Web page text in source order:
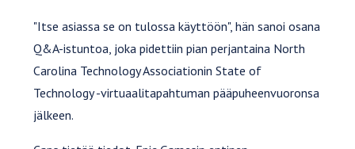
"Itse asiassa se on tulossa käyttöön", hän sanoi osana
Q&A-istuntoa, joka pidettiin pian perjantaina North
Carolina Technology Associationin State of
Technology -virtuaalitapahtuman pääpuheenvuoronsa
jälkeen.